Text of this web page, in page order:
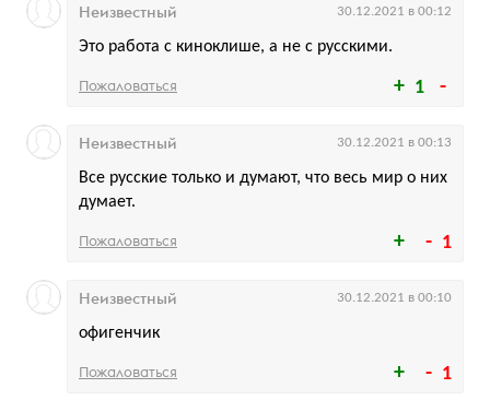
1
Это работа с киноклише, а не с русскими.
Неизвестный 30.12.2021 в 00:12
Пожаловаться
1
Все русские только и думают, что весь мир о них
думает.
Неизвестный 30.12.2021 в 00:13
Пожаловаться
1
офигенчик
Неизвестный 30.12.2021 в 00:10
Пожаловаться